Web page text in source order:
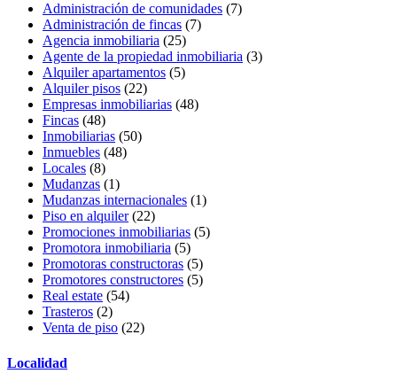
Administración de comunidades (7)
Administración de fincas (7)
Agencia inmobiliaria (25)
Agente de la propiedad inmobiliaria (3)
Alquiler apartamentos (5)
Alquiler pisos (22)
Empresas inmobiliarias (48)
Fincas (48)
Inmobiliarias (50)
Inmuebles (48)
Locales (8)
Mudanzas (1)
Mudanzas internacionales (1)
Piso en alquiler(22)
Promociones inmobiliarias (5)
Promotora inmobiliaria (5)
Promotoras constructoras (5)
Promotores constructores (5)
Real estate (54)
Trasteros (2)
Venta de piso (22)
Localidad